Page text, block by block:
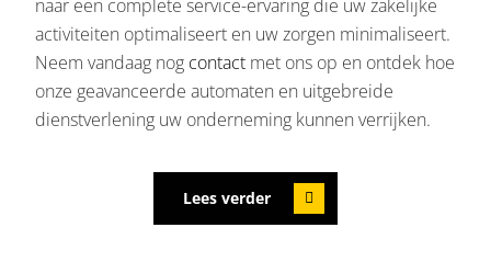
naar een complete service-ervaring die uw zakelijke
activiteiten optimaliseert en uw zorgen minimaliseert.
Neem vandaag nog contact met ons op en ontdek hoe
onze geavanceerde automaten en uitgebreide
dienstverlening uw onderneming kunnen verrijken.
Lees verder